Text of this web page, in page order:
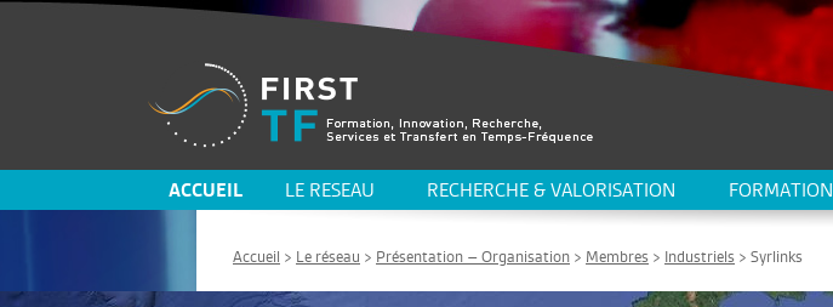
ACCUEIL LE RESEAU RECHERCHE & VALORISATION FORMATION
Accueil > Le réseau > Présentation – Organisation > Membres > Industriels > Syrlinks